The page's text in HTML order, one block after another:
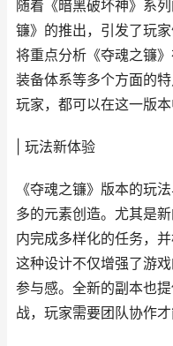
随着《暗黑破坏神》系
镰》的推出，引发了玩
将重点分析《夺魂之镰
装备体系等多个方面的
玩家，都可以在这一版
| 玩法新体验
《夺魂之镰》版本的玩
多的元素创造。尤其是
内完成多样化的任务，
这种设计不仅增强了游
参与感。全新的副本也
战，玩家需要团队协作才